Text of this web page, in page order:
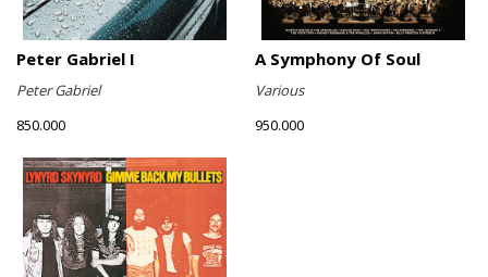
Peter Gabriel I
Peter Gabriel
850.000
A Symphony Of Soul
Various
950.000